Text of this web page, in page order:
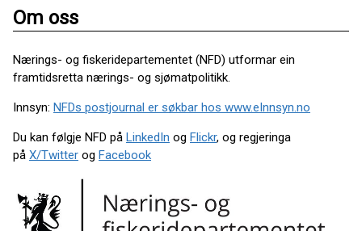
Om oss
Nærings- og fiskeridepartementet (NFD) utformar ein
framtidsretta nærings- og sjømatpolitikk.
Innsyn: NFDs postjournal er søkbar hos www.eInnsyn.no
Du kan følgje NFD på LinkedIn og Flickr, og regjeringa
på X/Twitter og Facebook